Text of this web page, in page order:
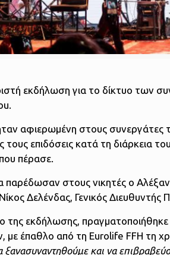
εκδήλωση για το δίκτυο των
αφιερωμένη στους συνεργάτες
τους επιδόσεις κατά τη διάρκεια
πέρασε.
παρέδωσαν στους νικητές ο
Δελένδας, Γενικός
της εκδήλωσης,
έπαθλο από τη Eurolife FFH τη
ξανασυναντηθούμε και να